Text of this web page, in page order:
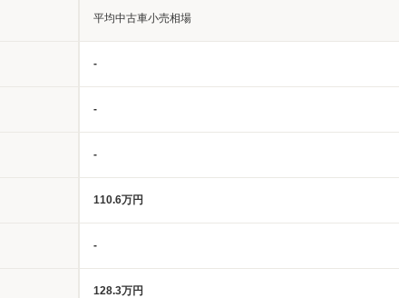
平均中古車小売相場
-
-
-
110.6万円
-
128.3万円